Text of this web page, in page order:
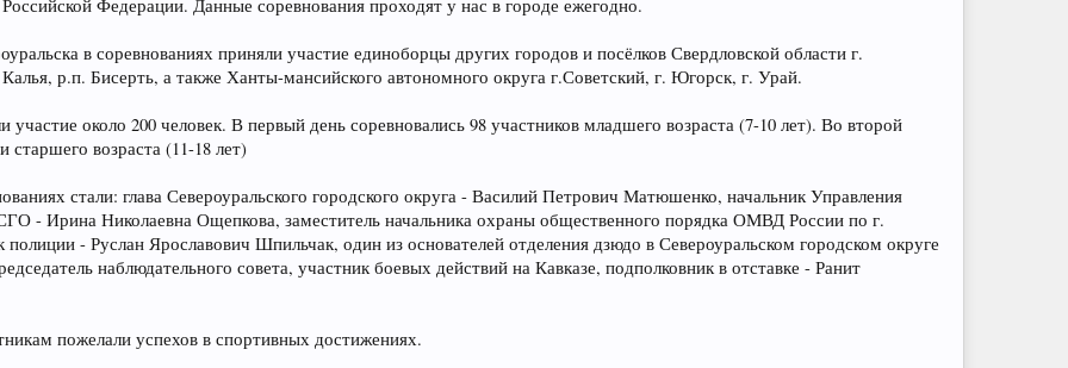
Федерации. Данные соревнования проходят у нас в городе ежегодно.
в соревнованиях приняли участие единоборцы других городов и посёлков Свердловской области г.
р.п. Бисерть, а также Ханты-мансийского автономного округа г.Советский, г. Югорск, г. Урай.
участие около 200 человек. В первый день соревновались 98 участников младшего возраста (7-10 лет). Во второй
старшего возраста (11-18 лет)
стали: глава Североуральского городского округа - Василий Петрович Матюшенко, начальник Управления
- Ирина Николаевна Ощепкова, заместитель начальника охраны общественного порядка ОМВД России по г.
полиции - Руслан Ярославович Шпильчак, один из основателей отделения дзюдо в Североуральском городском округе
наблюдательного совета, участник боевых действий на Кавказе, подполковник в отставке - Ранит
пожелали успехов в спортивных достижениях.